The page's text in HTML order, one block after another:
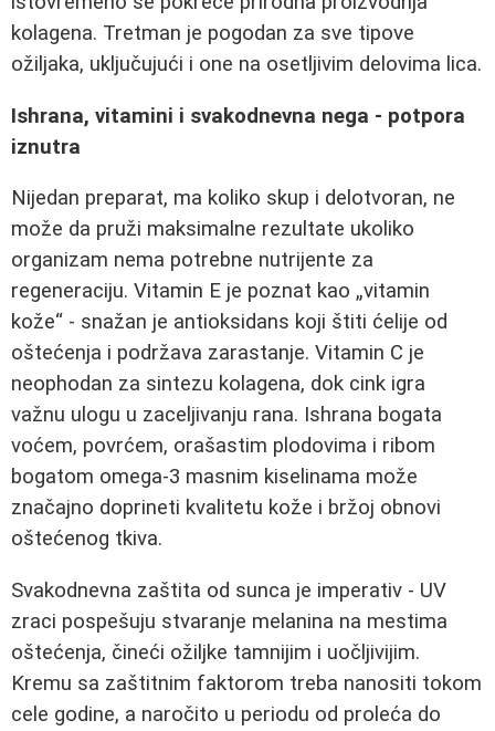
kolagena. Tretman je pogodan za sve tipove
ožiljaka, uključujući i one na osetljivim delovima lica.
Ishrana, vitamini i svakodnevna nega - potpora
iznutra
Nijedan preparat, ma koliko skup i delotvoran, ne
može da pruži maksimalne rezultate ukoliko
organizam nema potrebne nutrijente za
regeneraciju. Vitamin E je poznat kao „vitamin
kože“ - snažan je antioksidans koji štiti ćelije od
oštećenja i podržava zarastanje. Vitamin C je
neophodan za sintezu kolagena, dok cink igra
važnu ulogu u zaceljivanju rana. Ishrana bogata
voćem, povrćem, orašastim plodovima i ribom
bogatom omega-3 masnim kiselinama može
značajno doprineti kvalitetu kože i bržoj obnovi
oštećenog tkiva.
Svakodnevna zaštita od sunca je imperativ - UV
zraci pospešuju stvaranje melanina na mestima
oštećenja, čineći ožiljke tamnijim i uočljivijim.
Kremu sa zaštitnim faktorom treba nanositi tokom
cele godine, a naročito u periodu od proleća do